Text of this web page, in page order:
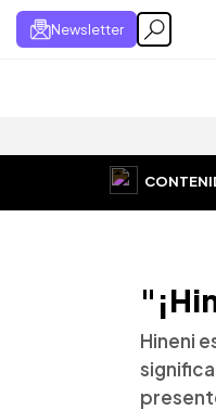
Newsletter
Hineni